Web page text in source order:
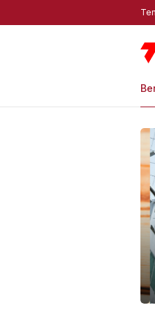
3 Kompres Foto Online Gratis